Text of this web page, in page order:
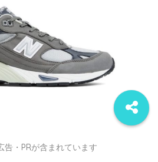
告・PRが含まれています